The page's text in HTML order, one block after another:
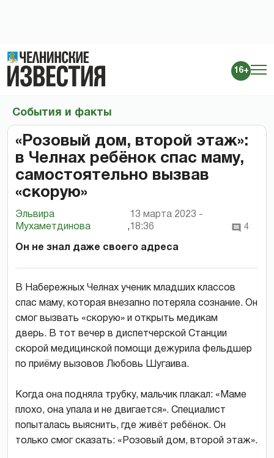
16+
События и факты
«Розовый дом, второй этаж»:
в Челнах ребёнок спас маму,
самостоятельно вызвав
«скорую»
Эльвира
Мухаметдинова
,
13 марта 2023 -
18:36
4
Он не знал даже своего адреса
В Набережных Челнах ученик младших классов
спас маму, которая внезапно потеряла сознание. Он
смог вызвать «скорую» и открыть медикам
дверь. В тот вечер в диспетчерской Станции
скорой медицинской помощи дежурила фельдшер
по приёму вызовов Любовь Шугаива.
Когда она подняла трубку, мальчик плакал: «Маме
плохо, она упала и не двигается». Специалист
попыталась выяснить, где живёт ребёнок. Он
только смог сказать: «Розовый дом, второй этаж».